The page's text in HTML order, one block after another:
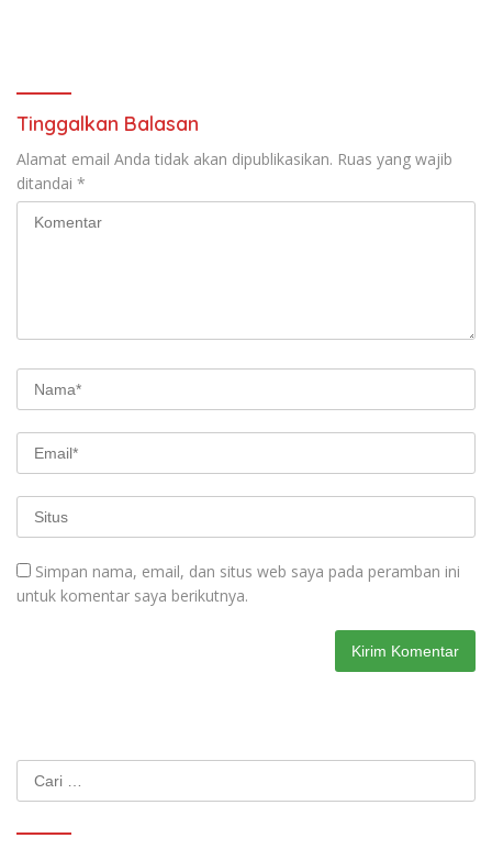
Tinggalkan Balasan
Alamat email Anda tidak akan dipublikasikan. Ruas yang wajib
ditandai *
Simpan nama, email, dan situs web saya pada peramban ini
untuk komentar saya berikutnya.